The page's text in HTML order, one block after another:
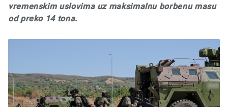
vremenskim uslovima uz maksimalnu borbenu masu
od preko 14 tona.